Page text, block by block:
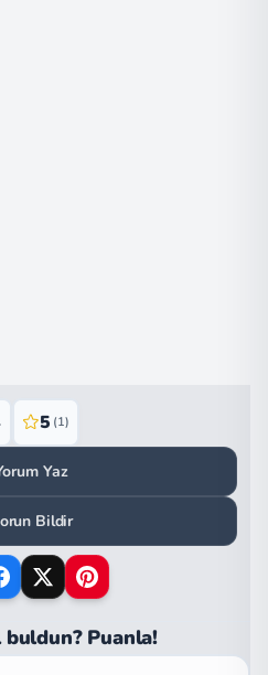
5 (1)
Yaz
Bildir
buldun? Puanla!